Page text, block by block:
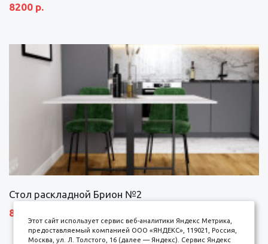
8200 р.
Стол раскладной Брион №2
8690 р.
Этот сайт использует сервис веб-аналитики Яндекс Метрика,
предоставляемый компанией ООО «ЯНДЕКС», 119021, Россия,
Москва, ул. Л. Толстого, 16 (далее — Яндекс). Сервис Яндекс